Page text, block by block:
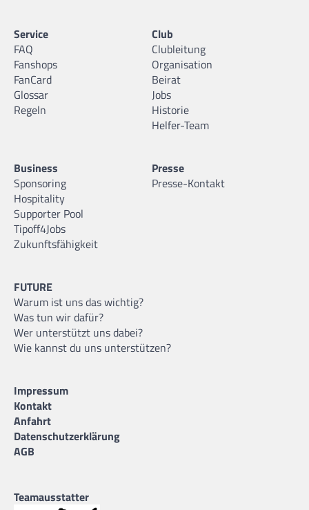
Service
FAQ
Fanshops
FanCard
Glossar
Regeln
Club
Clubleitung
Organisation
Beirat
Jobs
Historie
Helfer-Team
Business
Sponsoring
Hospitality
Supporter Pool
Tipoff4Jobs
Zukunftsfähigkeit
Presse
Presse-Kontakt
FUTURE
Warum ist uns das wichtig?
Was tun wir dafür?
Wer unterstützt uns dabei?
Wie kannst du uns unterstützen?
Impressum
Kontakt
Anfahrt
Datenschutzerklärung
AGB
Teamausstatter